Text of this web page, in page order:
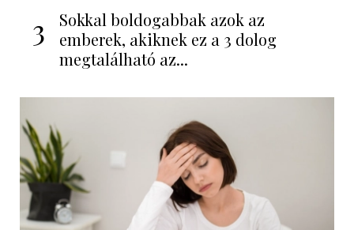
3
Sokkal boldogabbak azok az
emberek, akiknek ez a 3 dolog
megtalálható az...